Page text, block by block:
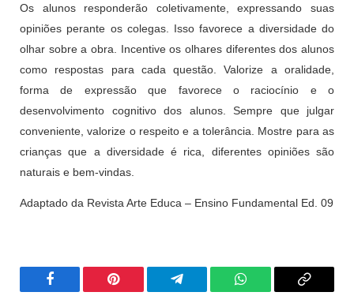
Os alunos responderão coletivamente, expressando suas
opiniões perante os colegas. Isso favorece a diversidade do
olhar sobre a obra. Incentive os olhares diferentes dos alunos
como respostas para cada questão. Valorize a oralidade,
forma de expressão que favorece o raciocínio e o
desenvolvimento cognitivo dos alunos. Sempre que julgar
conveniente, valorize o respeito e a tolerância. Mostre para as
crianças que a diversidade é rica, diferentes opiniões são
naturais e bem-vindas.
Adaptado da Revista Arte Educa – Ensino Fundamental Ed. 09
Facebook Pinterest Telegrama WhatsAppCopiar